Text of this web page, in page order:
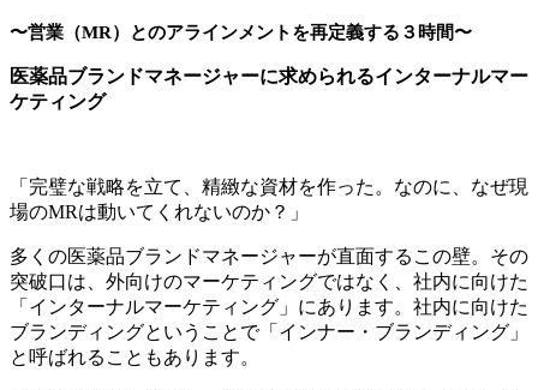
〜営業（MR）とのアラインメントを再定義する３時間〜
医薬品ブランドマネージャーに求められるインターナルマー
ケティング
「完璧な戦略を立て、精緻な資材を作った。なのに、なぜ現
場のMRは動いてくれないのか？」
多くの医薬品ブランドマネージャーが直面するこの壁。その
突破口は、外向けのマーケティングではなく、社内に向けた
「インターナルマーケティング」にあります。社内に向けた
ブランディングということで「インナー・ブランディング」
と呼ばれることもあります。